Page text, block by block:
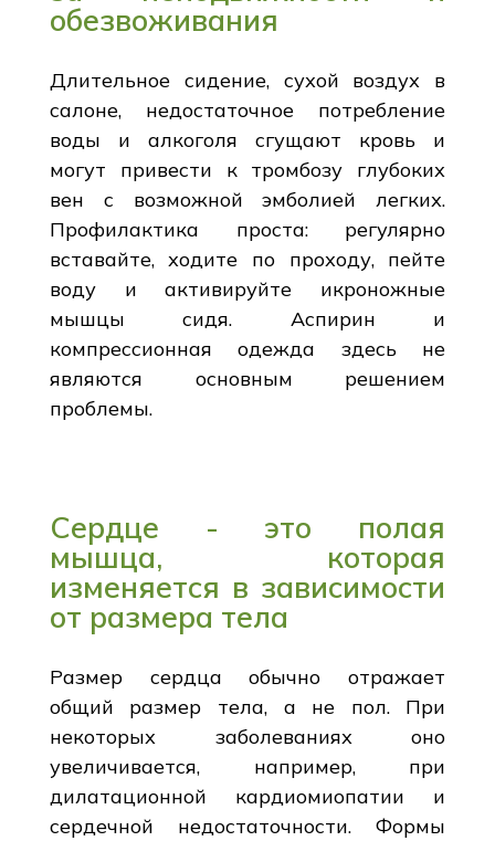
обезвоживания
Длительное сидение, сухой воздух в
салоне, недостаточное потребление
воды и алкоголя сгущают кровь и
могут привести к тромбозу глубоких
вен с возможной эмболией легких.
Профилактика проста: регулярно
вставайте, ходите по проходу, пейте
воду и активируйте икроножные
мышцы сидя. Аспирин и
компрессионная одежда здесь не
являются основным решением
проблемы.
Сердце - это полая
мышца, которая
изменяется в зависимости
от размера тела
Размер сердца обычно отражает
общий размер тела, а не пол. При
некоторых заболеваниях оно
увеличивается, например, при
дилатационной кардиомиопатии и
сердечной недостаточности. Формы